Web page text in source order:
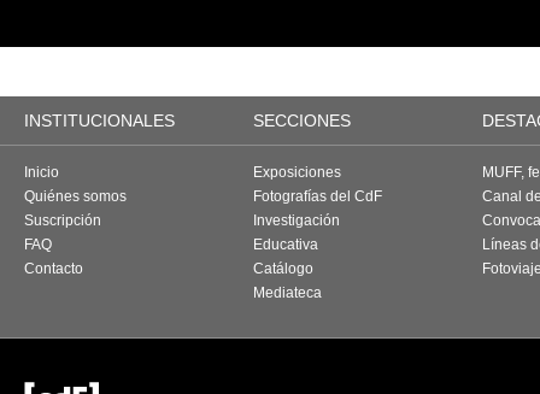
INSTITUCIONALES SECCIONES
Inicio
Quiénes somos
Suscripción
FAQ
Contacto
Exposiciones
Fotografías del CdF
Investigación
Educativa
Catálogo
Mediateca
MUFF,
Canal
Líneas